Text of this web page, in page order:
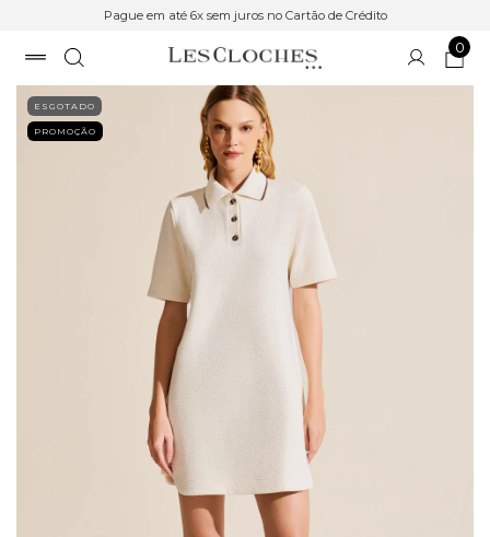
Pague em até 6x sem juros no Cartão de Crédito
0
ESGOTADO
PROMOÇÃO